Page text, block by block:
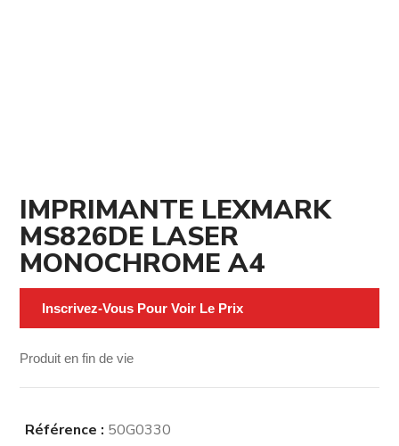
IMPRIMANTE LEXMARK
MS826DE LASER
MONOCHROME A4
Inscrivez-Vous Pour Voir Le Prix
Produit en fin de vie
Référence : 50G0330